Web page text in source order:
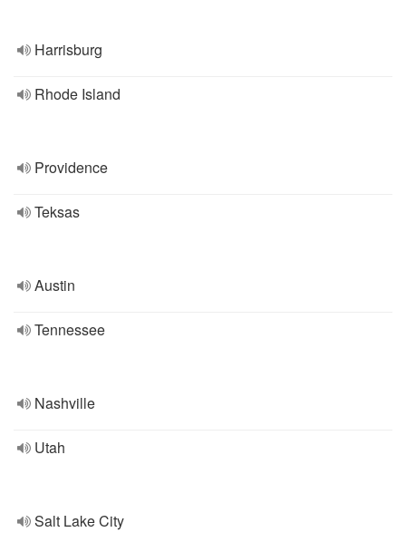
Harrisburg
Rhode Island
Providence
Teksas
Austin
Tennessee
Nashville
Utah
Salt Lake City